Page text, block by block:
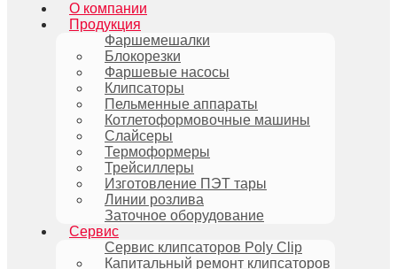
О компании
Продукция
Фаршемешалки
Блокорезки
Фаршевые насосы
Клипсаторы
Пельменные аппараты
Котлетоформовочные машины
Слайсеры
Термоформеры
Трейсиллеры
Изготовление ПЭТ тары
Линии розлива
Заточное оборудование
Сервис
Сервис клипсаторов Poly Clip
Капитальный ремонт клипсаторов